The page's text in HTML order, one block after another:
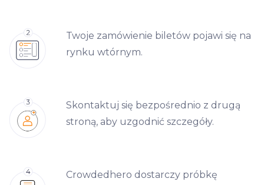
Twoje zamówienie biletów pojawi się na
rynku wtórnym.
Skontaktuj się bezpośrednio z drugą
stroną, aby uzgodnić szczegóły.
Crowdedhero dostarczy próbkę